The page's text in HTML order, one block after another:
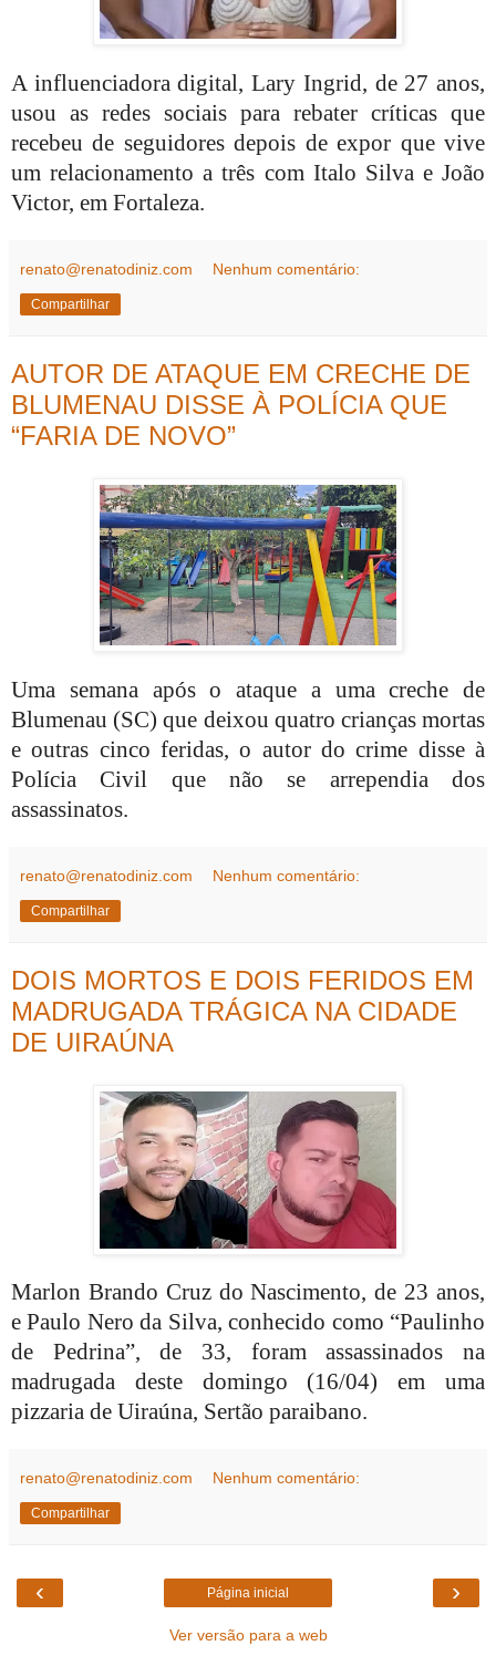
A influenciadora digital, Lary Ingrid, de 27 anos,
usou as redes sociais para rebater críticas que
recebeu de seguidores depois de expor que vive
um relacionamento a três com Italo Silva e João
Victor, em Fortaleza.
renato@renatodiniz.com Nenhum comentário:
Compartilhar
AUTOR DE ATAQUE EM CRECHE DE
BLUMENAU DISSE À POLÍCIA QUE
“FARIA DE NOVO”
Uma semana após o ataque a uma creche de
Blumenau (SC) que deixou quatro crianças mortas
e outras cinco feridas, o autor do crime disse à
Polícia Civil que não se arrependia dos
assassinatos.
renato@renatodiniz.com Nenhum comentário:
Compartilhar
DOIS MORTOS E DOIS FERIDOS EM
MADRUGADA TRÁGICA NA CIDADE
DE UIRAÚNA
Marlon Brando Cruz do Nascimento, de 23 anos,
e Paulo Nero da Silva, conhecido como “Paulinho
de Pedrina”, de 33, foram assassinados na
madrugada deste domingo (16/04) em uma
pizzaria de Uiraúna, Sertão paraibano.
renato@renatodiniz.com Nenhum comentário:
Compartilhar
‹ ›
Página inicial
Ver versão para a web